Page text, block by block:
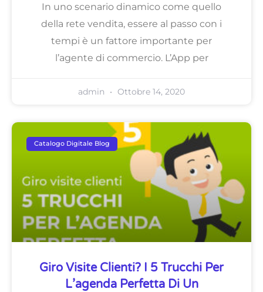
In uno scenario dinamico come quello
della rete vendita, essere al passo con i
tempi è un fattore importante per
l’agente di commercio. L’App per
admin Ottobre 14, 2020
Catalogo Digitale Blog
Giro Visite Clienti? I 5 Trucchi Per
L’agenda Perfetta Di Un